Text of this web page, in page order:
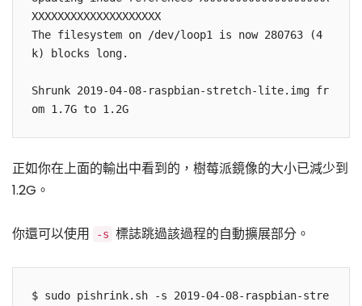
XXXXXXXXXXXXXXXXXXXX
The filesystem on /dev/loop1 is now 280763 (4
k) blocks long.
Shrunk 2019-04-08-raspbian-stretch-lite.img fr
om 1.7G to 1.2G
正如你在上面的輸出中看到的，樹莓派鏡像的大小已減少到
1.2G。
你還可以使用 -s 標誌跳過該過程的自動擴展部分。
$ sudo pishrink.sh -s 2019-04-08-raspbian-stre